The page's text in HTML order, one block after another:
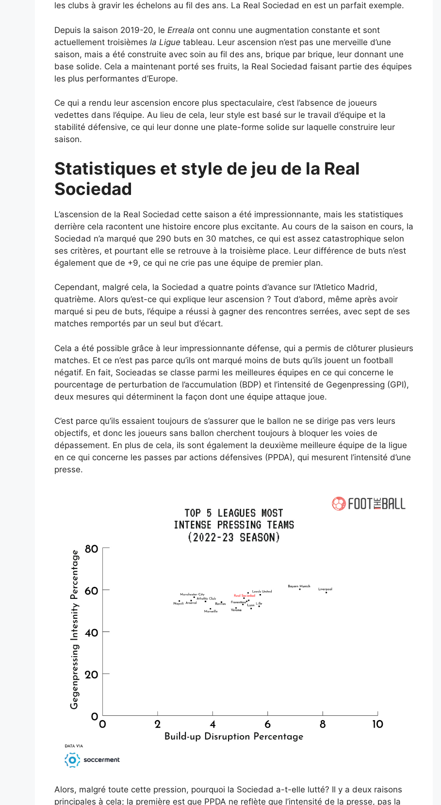
les clubs à gravir les échelons au fil des ans. La Real Sociedad en est un parfait exemple.
Depuis la saison 2019-20, le Erreala ont connu une augmentation constante et sont
actuellement troisièmes la Ligue tableau. Leur ascension n’est pas une merveille d’une
saison, mais a été construite avec soin au fil des ans, brique par brique, leur donnant une
base solide. Cela a maintenant porté ses fruits, la Real Sociedad faisant partie des équipes
les plus performantes d’Europe.
Ce qui a rendu leur ascension encore plus spectaculaire, c’est l’absence de joueurs
vedettes dans l’équipe. Au lieu de cela, leur style est basé sur le travail d’équipe et la
stabilité défensive, ce qui leur donne une plate-forme solide sur laquelle construire leur
saison.
Statistiques et style de jeu de la Real
Sociedad
L’ascension de la Real Sociedad cette saison a été impressionnante, mais les statistiques
derrière cela racontent une histoire encore plus excitante. Au cours de la saison en cours, la
Sociedad n’a marqué que 290 buts en 30 matches, ce qui est assez catastrophique selon
ses critères, et pourtant elle se retrouve à la troisième place. Leur différence de buts n’est
également que de +9, ce qui ne crie pas une équipe de premier plan.
Cependant, malgré cela, la Sociedad a quatre points d’avance sur l’Atletico Madrid,
quatrième. Alors qu’est-ce qui explique leur ascension ? Tout d’abord, même après avoir
marqué si peu de buts, l’équipe a réussi à gagner des rencontres serrées, avec sept de ses
matches remportés par un seul but d’écart.
Cela a été possible grâce à leur impressionnante défense, qui a permis de clôturer plusieurs
matches. Et ce n’est pas parce qu’ils ont marqué moins de buts qu’ils jouent un football
négatif. En fait, Socieadas se classe parmi les meilleures équipes en ce qui concerne le
pourcentage de perturbation de l’accumulation (BDP) et l’intensité de Gegenpressing (GPI),
deux mesures qui déterminent la façon dont une équipe attaque joue.
C’est parce qu’ils essaient toujours de s’assurer que le ballon ne se dirige pas vers leurs
objectifs, et donc les joueurs sans ballon cherchent toujours à bloquer les voies de
dépassement. En plus de cela, ils sont également la deuxième meilleure équipe de la ligue
en ce qui concerne les passes par actions défensives (PPDA), qui mesurent l’intensité d’une
presse.
Alors, malgré toute cette pression, pourquoi la Sociedad a-t-elle lutté? Il y a deux raisons
principales à cela; la première est que PPDA ne reflète que l’intensité de la presse, pas la